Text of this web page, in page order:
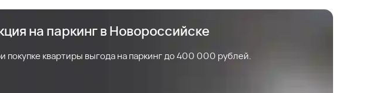
на паркинг в Новороссийске
покупке квартиры выгода на паркинг до 400 000 рублей.